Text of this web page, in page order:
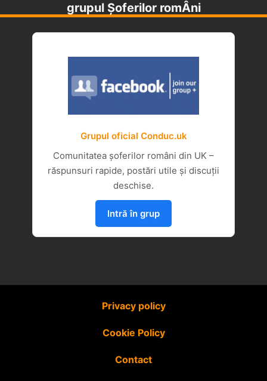
grupul Șoferilor romÂni
Grupul oficial Conduc.uk
Comunitatea șoferilor români din UK –
răspunsuri rapide, postări utile și discuții
deschise.
Intră în grup
Privacy policy
Cookie Policy
Contact